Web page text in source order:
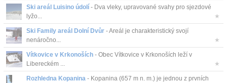
Ski areál Luisino údolí - Dva vleky, upravované svahy pro sjezdové
lyžo...
★
Ski Family areál Dolní Dvůr - Areál je charakteristický svojí
nenáročno...
★
Vítkovice v Krkonoších - Obec Vítkovice v Krkonoších leží v
Libereckém ...
★
Rozhledna Kopanina - Kopanina (657 m n. m.) je jednou z prvních